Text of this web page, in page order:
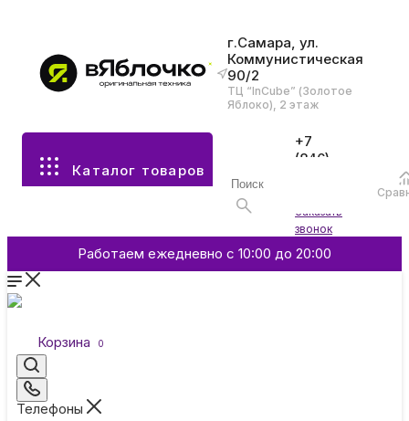
г.Самара, ул.
Коммунистическая
90/2
ТЦ “InCube” (Золотое
Яблоко), 2 этаж
Каталог товаров
+7
(846)
Заказать
звонок
Работаем ежедневно с 10:00 до 20:00
Корзина 0
Телефоны
Все разделы каталога
Аксессуары
Смартфоны и гаджеты